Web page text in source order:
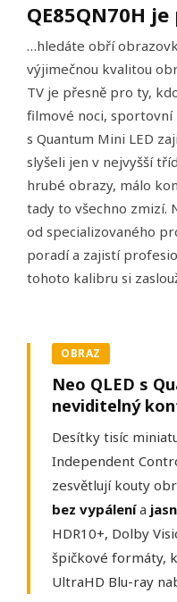
QE85QN70H
…hledáte obří
výjimečnou kvalitou
TV je přesně pro ty,
filmové noci, sportovní
s Quantum Mini LED
slyšeli jen v nejvyšší
hrubé obrazy, málo
tady to všechno zmizí.
od specializovaného
poradí a zajistí
tohoto kalibru si
OBRAZ
Neo QLED s
neviditelný
Desítky tisíc
Independent
zesvětlují kouty
bez vypálenía
HDR10+, Dolby
špičkové formáty,
UltraHD Blu-ray